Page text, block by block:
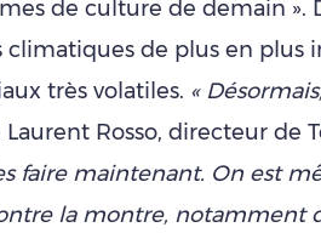
de culture de demain ».
climatiques de plus en plus
très volatiles. «
Rosso, directeur de
faire maintenant. On est
la montre, notamment